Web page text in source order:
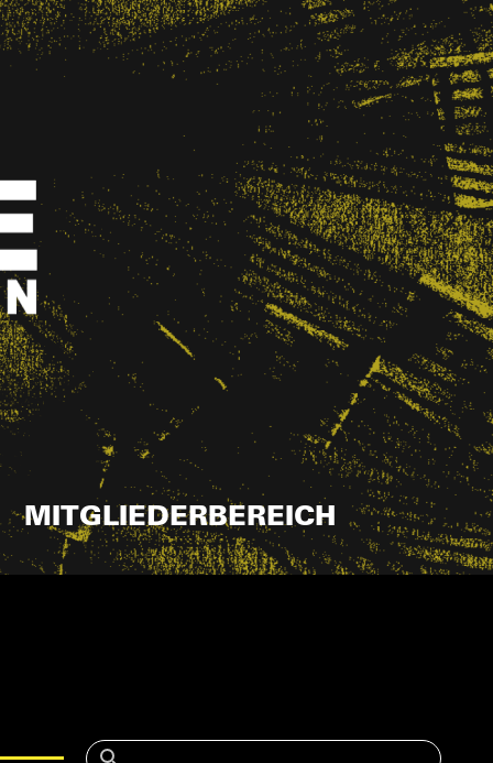
MITGLIEDERBEREICH